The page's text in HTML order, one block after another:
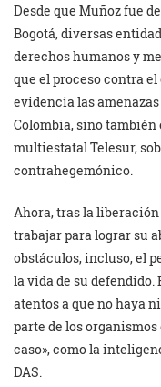
Desde que Muñoz fue
Bogotá, diversas
derechos humanos y
que el proceso contra
evidencia las
Colombia, sino
multiestatal Telesur,
contrahegemónico.
Ahora, tras la
trabajar para lograr su
obstáculos, incluso, el
la vida de su defendido.
atentos a que no haya
parte de los
caso», como la
DAS.